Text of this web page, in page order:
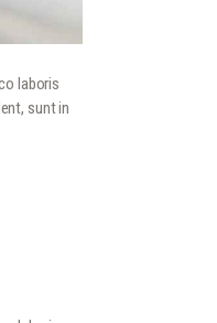
laboris
sunt in